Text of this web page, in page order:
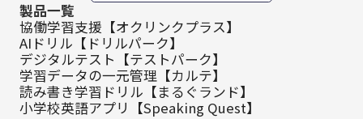
製品一覧
協働学習支援【オクリンクプラス】
AIドリル【ドリルパーク】
デジタルテスト【テストパーク】
学習データの一元管理【カルテ】
読み書き学習ドリル【まるぐランド】
小学校英語アプリ【Speaking Quest】